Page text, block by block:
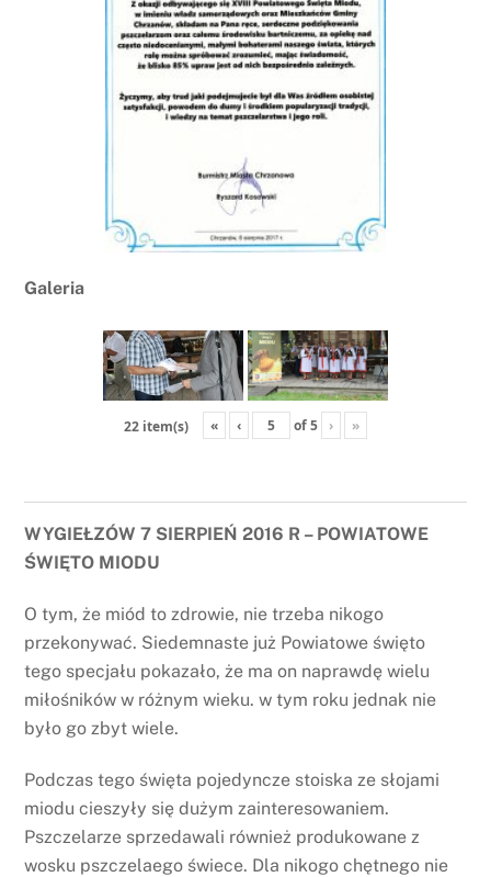
Galeria
22 item(s) « ‹ of5 › »
WYGIEŁZÓW 7 SIERPIEŃ 2016 R – POWIATOWE
ŚWIĘTO MIODU
O tym, że miód to zdrowie, nie trzeba nikogo
przekonywać. Siedemnaste już Powiatowe święto
tego specjału pokazało, że ma on naprawdę wielu
miłośników w różnym wieku. w tym roku jednak nie
było go zbyt wiele.
Podczas tego święta pojedyncze stoiska ze słojami
miodu cieszyły się dużym zainteresowaniem.
Pszczelarze sprzedawali również produkowane z
wosku pszczelaego świece. Dla nikogo chętnego nie